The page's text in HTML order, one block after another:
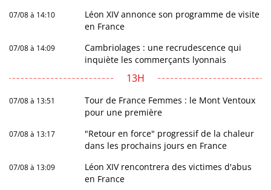
07/08 à 14:10
Léon XIV annonce son programme de visite
en France
07/08 à 14:09
Cambriolages : une recrudescence qui
inquiète les commerçants lyonnais
13H
07/08 à 13:51
Tour de France Femmes : le Mont Ventoux
pour une première
07/08 à 13:17
"Retour en force" progressif de la chaleur
dans les prochains jours en France
07/08 à 13:09
Léon XIV rencontrera des victimes d'abus
en France